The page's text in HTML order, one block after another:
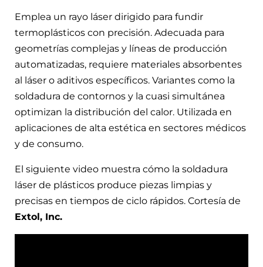
Emplea un rayo láser dirigido para fundir
termoplásticos con precisión. Adecuada para
geometrías complejas y líneas de producción
automatizadas, requiere materiales absorbentes
al láser o aditivos específicos. Variantes como la
soldadura de contornos y la cuasi simultánea
optimizan la distribución del calor. Utilizada en
aplicaciones de alta estética en sectores médicos
y de consumo.
El siguiente video muestra cómo la soldadura
láser de plásticos produce piezas limpias y
precisas en tiempos de ciclo rápidos. Cortesía de
Extol, Inc.